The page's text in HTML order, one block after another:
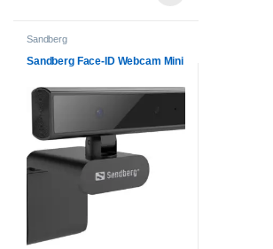
Sandberg
Sandberg Face-ID Webcam Mini